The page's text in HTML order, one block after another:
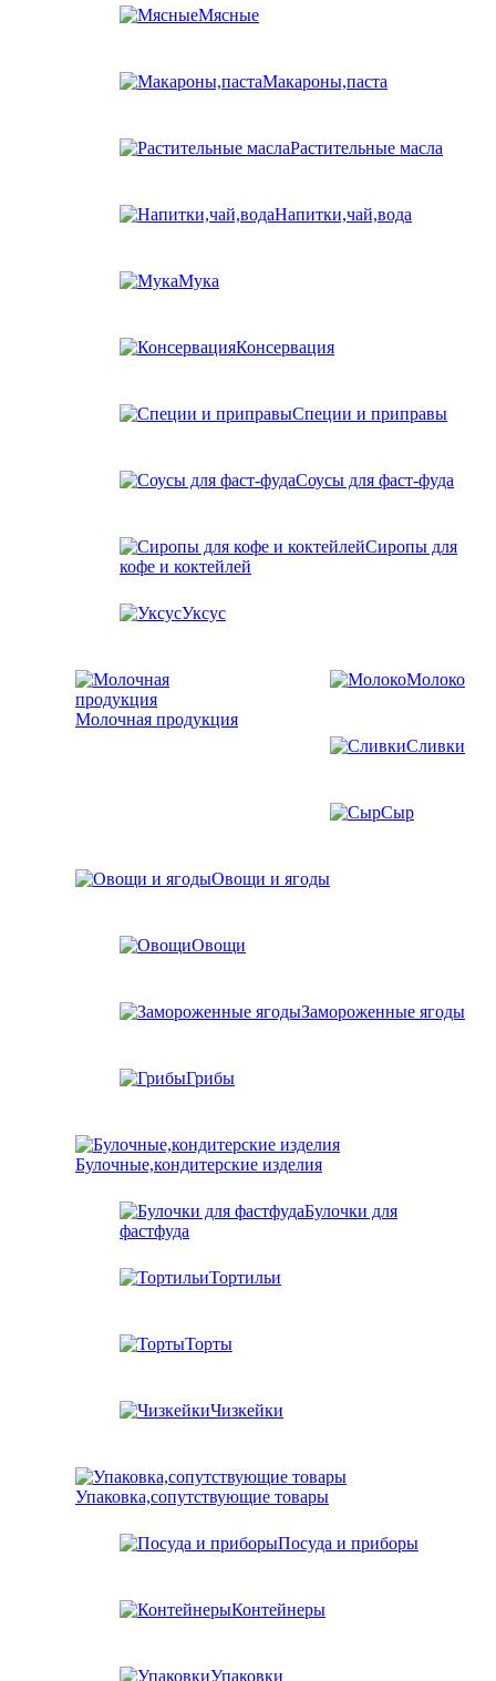
Мясные
Макароны,паста
Растительные масла
Напитки,чай,вода
Мука
Консервация
Специи и приправы
Соусы для фаст-фуда
Сиропы для
кофе и коктейлей
Уксус
Молочная продукция
Молоко
Сливки
Сыр
Овощи и ягоды
Овощи
Замороженные ягоды
Грибы
Булочные,кондитерские изделия
Булочки для
фастфуда
Тортильи
Торты
Чизкейки
Упаковка,сопутствующие товары
Посуда и приборы
Контейнеры
Упаковки